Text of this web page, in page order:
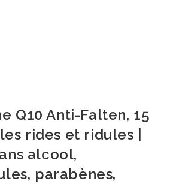
Q10 Anti-Falten, 15
rides et ridules |
alcool,
parabènes,